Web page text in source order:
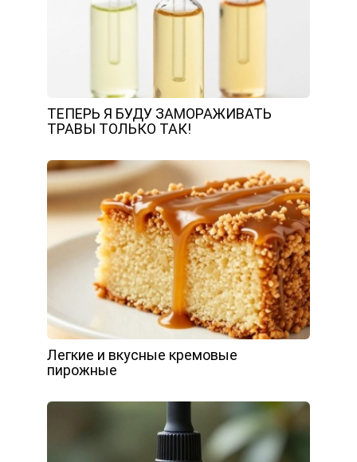
ТЕПЕРЬ Я БУДУ ЗАМОРАЖИВАТЬ
ТРАВЫ ТОЛЬКО ТАК!
Легкие и вкусные кремовые
пирожные